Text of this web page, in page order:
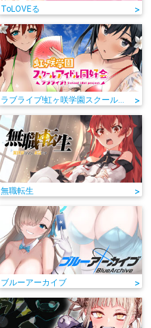
ToLOVEる >
ラブライブ!虹ヶ咲学園スクールアイドル同好会 >
無職転生 >
ブルーアーカイブ >